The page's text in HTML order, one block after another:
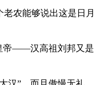
农能够说出这是日
帝——汉高祖刘邦又